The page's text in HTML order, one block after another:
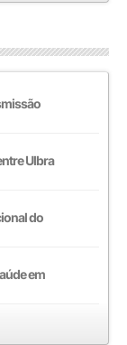
Ulbra
do
em